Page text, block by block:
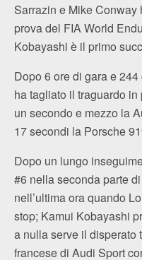
Sarrazin e Mike
prova del FIA World
Kobayashi è il primo
Dopo 6 ore di gara e
ha tagliato il traguardo
un secondo e mezzo la
17 secondi la Porsche
Dopo un lungo
#6 nella seconda parte
nell’ultima ora quando
stop; Kamui Kobayashi
a nulla serve il disperato
francese di Audi Sport